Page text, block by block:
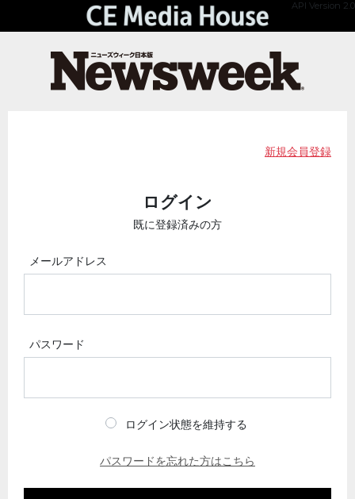
API Version 2.0
新規会員登録
ログイン
既に登録済みの方
メールアドレス
パスワード
ログイン状態を維持する
パスワードを忘れた方はこちら